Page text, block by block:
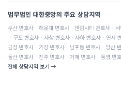
법무법인 대한중앙의 주요 상담지역
부산 변호사 · 해운대 변호사 · 센텀시티 변호사 ·
· 구포 변호사 · 사상 변호사 · 사하 변호사 · 연제
금정 변호사 · 기장 변호사 · 남포동 변호사 · 양산
울산 변호사 · 진주 변호사 · 거제 변호사 · 통영 변
전체 상담지역 보기 →